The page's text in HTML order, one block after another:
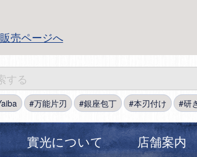
売ページへ
万能片刃 銀座包丁 本刃付け 研
實光について 店舗案内